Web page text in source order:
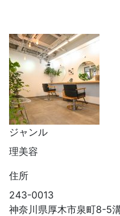
ジャンル
理美容
住所
243-0013
神奈川県厚木市泉町8-5